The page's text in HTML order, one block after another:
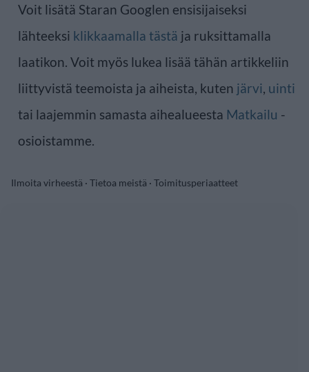
Voit lisätä Staran Googlen ensisijaiseksi
lähteeksi klikkaamalla tästä ja ruksittamalla
laatikon. Voit myös lukea lisää tähän artikkeliin
liittyvistä teemoista ja aiheista, kuten järvi, uinti
tai laajemmin samasta aihealueesta Matkailu -
osioistamme.
Ilmoita virheestä · Tietoa meistä · Toimitusperiaatteet